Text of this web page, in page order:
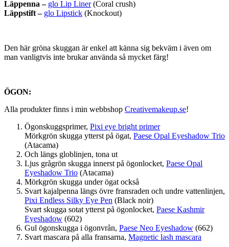
Läppenna – glo Lip Liner(Coral crush)
Läppstift – glo Lipstick (Knockout)
Den här gröna skuggan är enkel att känna sig bekväm i även om
man vanligtvis inte brukar använda så mycket färg!
ÖGON:
Alla produkter finns i min webbshop Creativemakeup.se!
Ögonskuggsprimer, Pixi eye bright primer
Mörkgrön skugga ytterst på ögat, Paese Opal Eyeshadow Trio
(Atacama)
Och längs globlinjen, tona ut
Ljus grågrön skugga innerst på ögonlocket, Paese Opal
Eyeshadow Trio (Atacama)
Mörkgrön skugga under ögat också
Svart kajalpenna längs övre fransraden och undre vattenlinjen,
Pixi Endless Silky Eye Pen (Black noir)
Svart skugga sotat ytterst på ögonlocket, Paese Kashmir
Eyeshadow (602)
Gul ögonskugga i ögonvrån, Paese Neo Eyeshadow (662)
Svart mascara på alla fransarna, Magnetic lash mascara